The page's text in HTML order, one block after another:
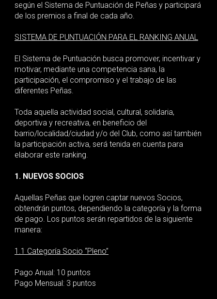
según el Sistema de Puntuación de Peñas y participará
de los premios a final de cada año.
SISTEMA DE PUNTUACIÓN PARA EL RANKING ANUAL
El Sistema de Puntuación busca promover, incentivar y
motivar, mediante una competencia sana, la
participación, el compromiso y el trabajo de las
diferentes Peñas.
Toda aquella actividad social, cultural, solidaria,
deportiva y recreativa, en beneficio del
barrio/localidad/ciudad y/o del Club, como así también
la participación activa, será tenida en cuenta para
elaborar este ranking.
1. NUEVOS SOCIOS
Aquellas Peñas que logren captar nuevos Socios,
obtendrán puntos, dependiendo la categoría y la forma
de pago. Los puntos serán repartidos de la siguiente
manera:
1.1 Categoría Socio “Pleno”
Pago Anual: 10 puntos
Pago Mensual: 3 puntos